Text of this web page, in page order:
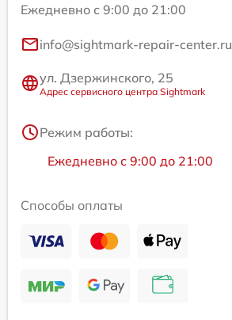
Ежедневно с 9:00 до 21:00
info@sightmark-repair-center.ru
ул. Дзержинского, 25
Адрес сервисного центра Sightmark
Режим работы:
Ежедневно с 9:00 до 21:00
Способы оплаты